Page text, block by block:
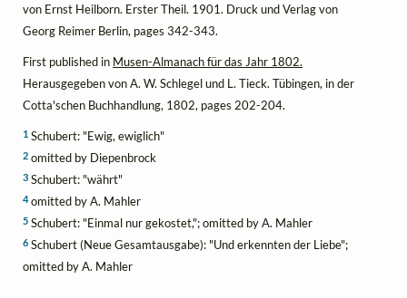
von Ernst Heilborn. Erster Theil. 1901. Druck und Verlag von
Georg Reimer Berlin, pages 342-343.
First published in Musen-Almanach für das Jahr 1802.
Herausgegeben von A. W. Schlegel und L. Tieck. Tübingen, in der
Cotta'schen Buchhandlung, 1802, pages 202-204.
1 Schubert: "Ewig, ewiglich"
2 omitted by Diepenbrock
3 Schubert: "währt"
4omitted by A. Mahler
5 Schubert: "Einmal nur gekostet,"; omitted by A. Mahler
6 Schubert (Neue Gesamtausgabe): "Und erkennten der Liebe";
omitted by A. Mahler